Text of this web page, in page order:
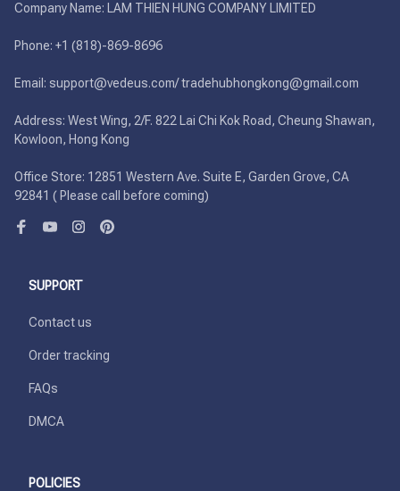
Company Name: LAM THIEN HUNG COMPANY LIMITED
Phone: +1 (818)-869-8696
Email: support@vedeus.com/ tradehubhongkong@gmail.com
Address: West Wing, 2/F. 822 Lai Chi Kok Road, Cheung Shawan,
Kowloon, Hong Kong
Office Store: 12851 Western Ave. Suite E, Garden Grove, CA
92841 ( Please call before coming)
SUPPORT
Contact us
Order tracking
FAQs
DMCA
POLICIES